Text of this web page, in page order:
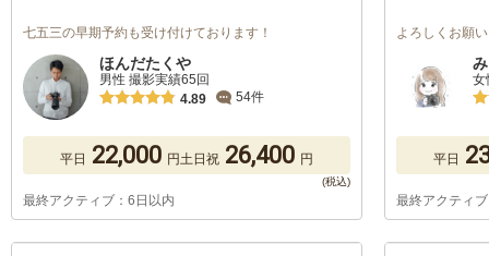
七五三の早期予約も受け付けております！
ほんだたくや
男性 撮影実績65回
4.89
54件
平日 22,000 円土日祝 26,400 円
最終アクティブ：6日以内
よろしくお願
女
平日
最終アクティ